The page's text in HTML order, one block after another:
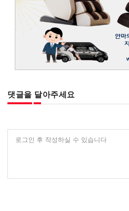
댓글을 달아주세요
로그인 후 작성하실 수 있습니다